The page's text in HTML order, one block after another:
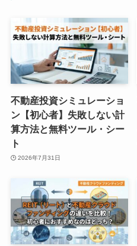
不動産投資シミュレーショ
ン【初心者】失敗しない計
算方法と無料ツール・シー
ト
2026年7月31日